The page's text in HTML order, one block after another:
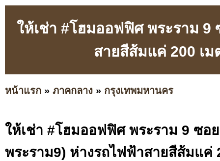
ให้เช่า #โฮมออฟฟิศ พระราม 9
สายสีส้มแค่ 200 เ
หน้าแรก » ภาคกลาง » กรุงเทพมหานคร
ให้เช่า #โฮมออฟฟิศ พระราม 9 ซอ
พระราม9) ห่างรถไฟฟ้าสายสีส้มแค่